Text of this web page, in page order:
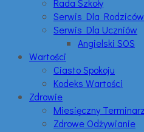
Rada Szkoły
Serwis Dla Rodziców
Serwis Dla Uczniów
Angielski SOS
Wartości
Ciasto Spokoju
Kodeks Wartości
Zdrowie
Miesięczny Terminarz
Zdrowe Odżywianie